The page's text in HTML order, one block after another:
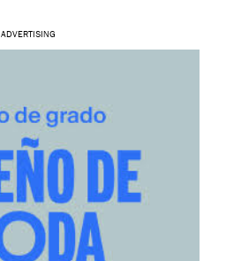
ADVERTISING